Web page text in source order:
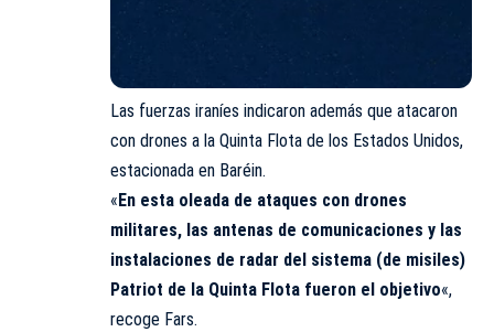
Las fuerzas iraníes indicaron además que atacaron
con drones a la Quinta Flota de los Estados Unidos,
estacionada en Baréin.
« En esta oleada de ataques con drones
militares, las antenas de comunicaciones y las
instalaciones de radar del sistema (de misiles)
Patriot de la Quinta Flota fueron el objetivo«,
recoge Fars.